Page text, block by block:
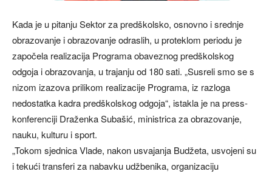
Kada je u pitanju Sektor za predškolsko, osnovno i srednje
obrazovanje i obrazovanje odraslih, u proteklom periodu je
započela realizacija Programa obaveznog predškolskog
odgoja i obrazovanja, u trajanju od 180 sati. „Susreli smo se s
nizom izazova prilikom realizacije Programa, iz razloga
nedostatka kadra predškolskog odgoja“, istakla je na press-
konferenciji Draženka Subašić, ministrica za obrazovanje,
nauku, kulturu i sport.
„Tokom sjednica Vlade, nakon usvajanja Budžeta, usvojeni su
i tekući transferi za nabavku udžbenika, organizaciju